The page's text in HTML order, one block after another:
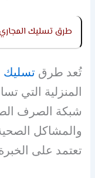
طرق تسليك
تُعد طرق تسليك
المنزلية التي
شبكة الصرف
والمشاكل
تعتمد على